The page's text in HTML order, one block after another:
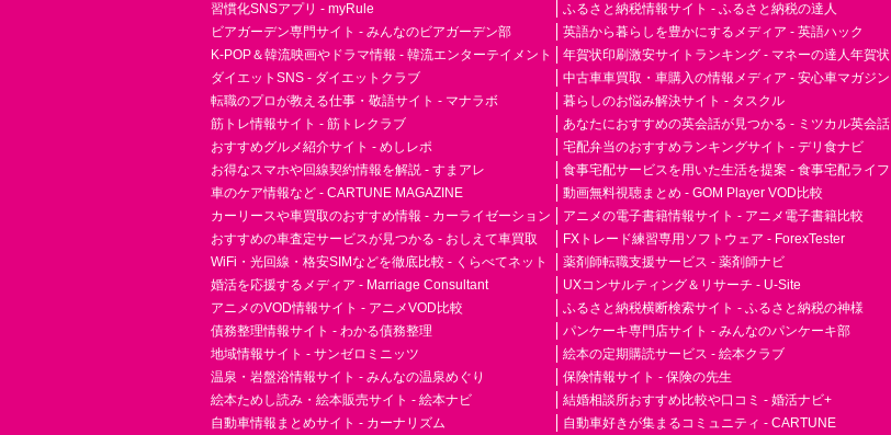
習慣化SNSアプリ - myRule
ビアガーデン専門サイト - みんなのビアガーデン部
K-POP＆韓流映画やドラマ情報 - 韓流エンターテイメント
ダイエットSNS - ダイエットクラブ
転職のプロが教える仕事・敬語サイト - マナラボ
筋トレ情報サイト - 筋トレクラブ
おすすめグルメ紹介サイト - めしレポ
お得なスマホや回線契約情報を解説 - すまアレ
車のケア情報など - CARTUNE MAGAZINE
カーリースや車買取のおすすめ情報 - カーライゼーション
おすすめの車査定サービスが見つかる - おしえて車買取
WiFi・光回線・格安SIMなどを徹底比較 - くらべてネット
婚活を応援するメディア - Marriage Consultant
アニメのVOD情報サイト - アニメVOD比較
債務整理情報サイト - わかる債務整理
地域情報サイト - サンゼロミニッツ
温泉・岩盤浴情報サイト - みんなの温泉めぐり
絵本ためし読み・絵本販売サイト - 絵本ナビ
自動車情報まとめサイト - カーナリズム
ふるさと納税情報サイト - ふるさと納税の達人
英語から暮らしを豊かにするメディア - 英語ハック
年賀状印刷激安サイトランキング - マネーの達人年賀状
中古車車買取・車購入の情報メディア - 安心車マガジン
暮らしのお悩み解決サイト - タスクル
あなたにおすすめの英会話が見つかる - ミツカル英会話
宅配弁当のおすすめランキングサイト - デリ食ナビ
食事宅配サービスを用いた生活を提案 - 食事宅配ライフ
動画無料視聴まとめ - GOM Player VOD比較
アニメの電子書籍情報サイト - アニメ電子書籍比較
FXトレード練習専用ソフトウェア - ForexTester
薬剤師転職支援サービス - 薬剤師ナビ
UXコンサルティング＆リサーチ - U-Site
ふるさと納税横断検索サイト - ふるさと納税の神様
パンケーキ専門店サイト - みんなのパンケーキ部
絵本の定期購読サービス - 絵本クラブ
保険情報サイト - 保険の先生
結婚相談所おすすめ比較や口コミ - 婚活ナビ+
自動車好きが集まるコミュニティ - CARTUNE